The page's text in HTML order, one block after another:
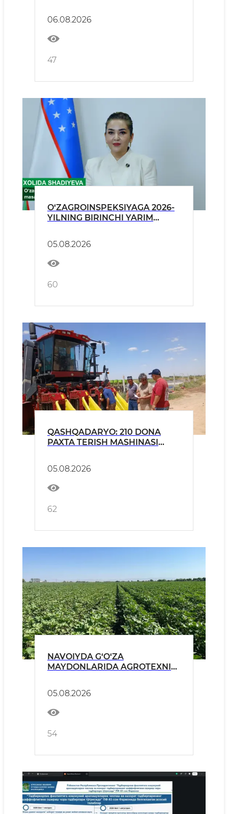
06.08.2026
47
O‘ZAGROINSPEKSIYAGA 2026-
YILNING BIRINCHI YARIM
TUSHGAN MUROJAATLAR
TAHLILI YUZASIDAN BRIFING
05.08.2026
60
QASHQADARYO: 210 DONA
PAXTA TERISH MASHINASI
05.08.2026
62
NAVOIYDA G‘O‘ZA
MAYDONLARIDA AGROTEXNIK
05.08.2026
54